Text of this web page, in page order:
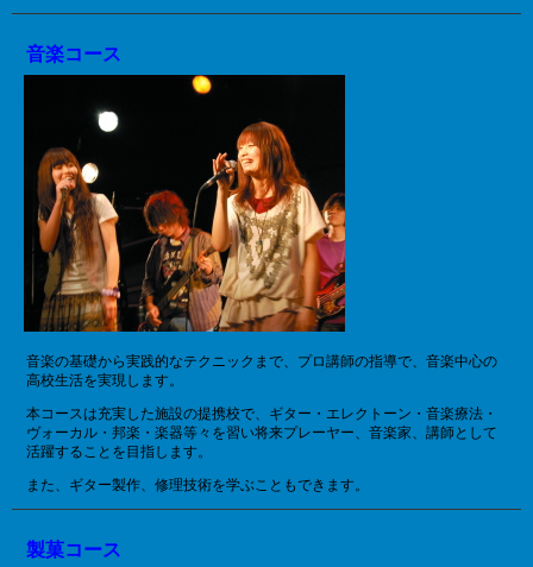
音楽コース
音楽の基礎から実践的なテクニックまで、プロ講師の指導で、音楽中心の
高校生活を実現します。
本コースは充実した施設の提携校で、ギター・エレクトーン・音楽療法・
ヴォーカル・邦楽・楽器等々を習い将来プレーヤー、音楽家、講師として
活躍することを目指します。
また、ギター製作、修理技術を学ぶこともできます。
製菓コース